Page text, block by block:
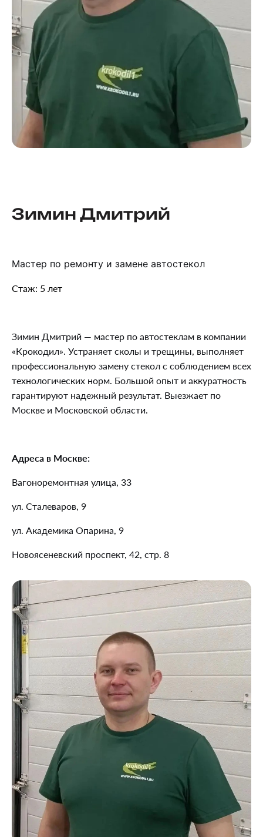
Зимин Дмитрий
Мастер по ремонту и замене автостекол
Стаж: 5 лет
Зимин Дмитрий — мастер по автостеклам в компании
«Крокодил». Устраняет сколы и трещины, выполняет
профессиональную замену стекол с соблюдением всех
технологических норм. Большой опыт и аккуратность
гарантируют надежный результат. Выезжает по
Москве и Московской области.
Адреса в Москве:
Вагоноремонтная улица, 33
ул. Сталеваров, 9
ул. Академика Опарина, 9
Новоясеневский проспект, 42, стр. 8